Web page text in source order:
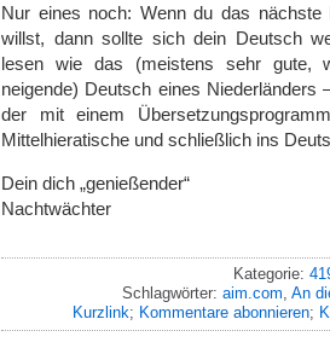
Nur eines noch: Wenn du das nächste
willst, dann sollte sich dein Deutsch
lesen wie das (meistens sehr gute,
neigende) Deutsch eines Niederländers
der mit einem
Mittelhieratische und schließlich ins
Dein dich „genießender“
Nachtwächter
Kategorie:
Schlagwörter: aim.com An
Kurzlink; Kommentare abonnieren;